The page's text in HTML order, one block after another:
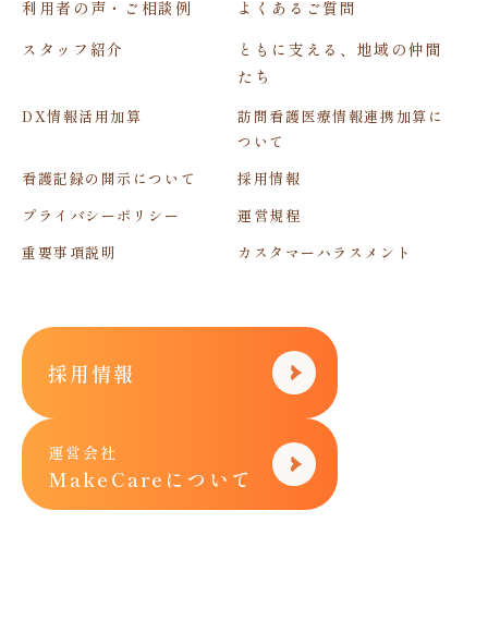
利用者の声・ご相談例
よくあるご質問
スタッフ紹介
ともに支える、地域の仲間
たち
DX情報活用加算
訪問看護医療情報連携加算に
ついて
看護記録の開示について
採用情報
プライバシーポリシー
運営規程
重要事項説明
カスタマーハラスメント
採用情報
運営会社
MakeCareについて